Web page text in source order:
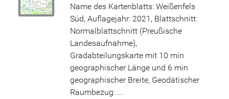
Name des Kartenblatts: Weißenfels
Süd, Auflagejahr: 2021, Blattschnitt:
Normalblattschnitt (Preußische
Landesaufnahme),
Gradabteilungskarte mit 10 min
geographischer Länge und 6 min
geographischer Breite, Geodätischer
Raumbezug: ...